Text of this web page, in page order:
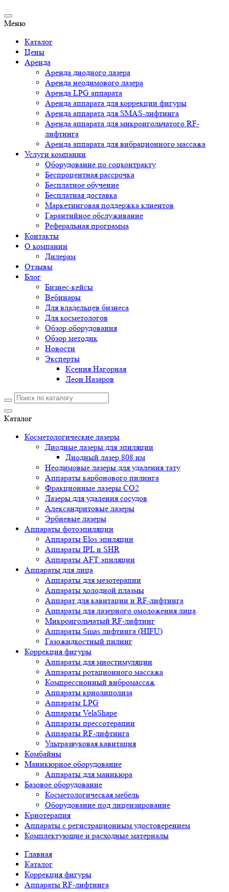
Меню
Каталог
Цены
Аренда
Аренда диодного лазера
Аренда неодимового лазера
Аренда LPG аппарата
Аренда аппарата для коррекции фигуры
Аренда аппарата для SMAS-лифтинга
Аренда аппарата для микроигольчатого RF-
лифтинга
Аренда аппарата для вибрационного массажа
Услуги компании
Оборудование по соцконтракту
Беспроцентная рассрочка
Бесплатное обучение
Бесплатная доставка
Маркетинговая поддержка клиентов
Гарантийное обслуживание
Реферальная программа
Контакты
О компании
Дилерам
Отзывы
Блог
Бизнес-кейсы
Вебинары
Для владельцев бизнеса
Для косметологов
Обзор оборудования
Обзор методик
Новости
Эксперты
Ксения Нагорная
Леон Назаров
Каталог
Косметологические лазеры
Диодные лазеры для эпиляции
Диодный лазер 808 нм
Неодимовые лазеры для удаления тату
Аппараты карбонового пилинга
Фракционные лазеры CO2
Лазеры для удаления сосудов
Александритовые лазеры
Эрбиевые лазеры
Аппараты фотоэпиляции
Аппараты Elos эпиляции
Аппараты IPL и SHR
Аппараты AFT эпиляции
Аппараты для лица
Аппараты для мезотерапии
Аппараты холодной плазмы
Аппарат для кавитации и RF-лифтинга
Аппараты для лазерного омоложения лица
Микроигольчатый RF-лифтинг
Аппараты Smas лифтинга (HIFU)
Газожидкостный пилинг
Коррекция фигуры
Аппараты для миостимуляции
Аппараты ротационного массажа
Компрессионный вибромассаж
Аппараты криолиполиза
Аппараты LPG
Аппараты VelaShape
Аппараты прессотерапии
Аппараты RF-лифтинга
Ультразвуковая кавитация
Комбайны
Маникюрное оборудование
Аппараты для маникюра
Базовое оборудование
Косметологическая мебель
Оборудование под лицензирование
Криотерапия
Аппараты c регистрационным удостоверением
Комплектующие и расходные материалы
Главная
Каталог
Коррекция фигуры
Аппараты RF-лифтинга